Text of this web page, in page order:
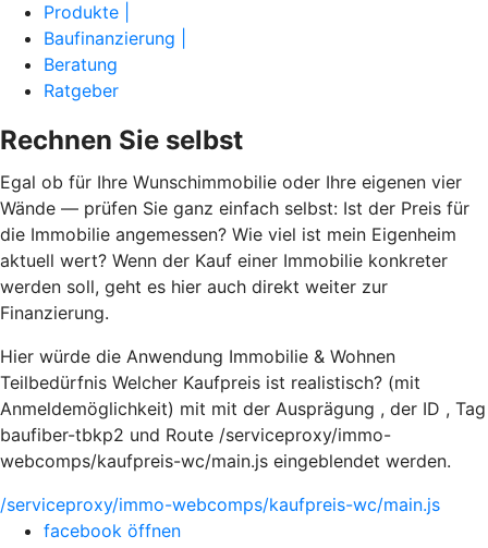
Produkte |
Baufinanzierung |
Beratung
Ratgeber
Rechnen Sie selbst
Egal ob für Ihre Wunschimmobilie oder Ihre eigenen vier
Wände — prüfen Sie ganz einfach selbst: Ist der Preis für
die Immobilie angemessen? Wie viel ist mein Eigenheim
aktuell wert? Wenn der Kauf einer Immobilie konkreter
werden soll, geht es hier auch direkt weiter zur
Finanzierung.
Hier würde die Anwendung Immobilie & Wohnen
Teilbedürfnis Welcher Kaufpreis ist realistisch? (mit
Anmeldemöglichkeit) mit mit der Ausprägung , der ID , Tag
baufiber-tbkp2 und Route /serviceproxy/immo-
webcomps/kaufpreis-wc/main.js eingeblendet werden.
/serviceproxy/immo-webcomps/kaufpreis-wc/main.js
facebook öffnen